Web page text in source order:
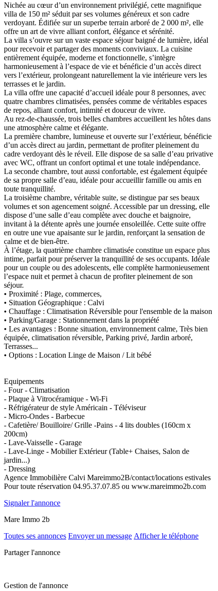
Nichée au cœur d’un environnement privilégié, cette magnifique
villa de 150 m² séduit par ses volumes généreux et son cadre
verdoyant. Édifiée sur un superbe terrain arboré de 2 000 m², elle
offre un art de vivre alliant confort, élégance et sérénité.
La villa s’ouvre sur un vaste espace séjour baigné de lumière, idéal
pour recevoir et partager des moments conviviaux. La cuisine
entièrement équipée, moderne et fonctionnelle, s’intègre
harmonieusement à l’espace de vie et bénéficie d’un accès direct
vers l’extérieur, prolongeant naturellement la vie intérieure vers les
terrasses et le jardin.
La villa offre une capacité d’accueil idéale pour 8 personnes, avec
quatre chambres climatisées, pensées comme de véritables espaces
de repos, alliant confort, intimité et douceur de vivre.
Au rez-de-chaussée, trois belles chambres accueillent les hôtes dans
une atmosphère calme et élégante.
La première chambre, lumineuse et ouverte sur l’extérieur, bénéficie
d’un accès direct au jardin, permettant de profiter pleinement du
cadre verdoyant dès le réveil. Elle dispose de sa salle d’eau privative
avec WC, offrant un confort optimal et une totale indépendance.
La seconde chambre, tout aussi confortable, est également équipée
de sa propre salle d’eau, idéale pour accueillir famille ou amis en
toute tranquillité.
La troisième chambre, véritable suite, se distingue par ses beaux
volumes et son agencement soigné. Accessible par un dressing, elle
dispose d’une salle d’eau complète avec douche et baignoire,
invitant à la détente après une journée ensoleillée. Cette suite offre
en outre une vue apaisante sur le jardin, renforçant la sensation de
calme et de bien-être.
À l’étage, la quatrième chambre climatisée constitue un espace plus
intime, parfait pour préserver la tranquillité de ses occupants. Idéale
pour un couple ou des adolescents, elle complète harmonieusement
l’espace nuit et permet à chacun de profiter pleinement de son
séjour.
• Proximité : Plage, commerces,
• Situation Géographique : Calvi
• Chauffage : Climatisation Réversible pour l'ensemble de la maison
• Parking/Garage : Stationnement dans la propriété
• Les avantages : Bonne situation, environnement calme, Très bien
équipée, climatisation réversible, Parking privé, Jardin arboré,
Terrasses...
• Options : Location Linge de Maison / Lit bébé
Equipements
- Four - Climatisation
- Plaque à Vitrocéramique - Wi-Fi
- Réfrigérateur de style Américain - Téléviseur
- Micro-Ondes - Barbecue
- Cafetière/ Bouilloire/ Grille -Pains - 4 lits doubles (160cm x
200cm)
- Lave-Vaisselle - Garage
- Lave-Linge - Mobilier Extérieur (Table+ Chaises, Salon de
jardin...)
- Dressing
Agence Immobilière Calvi Mareimmo2B/contact/locations estivales
Pour toute réservation 04.95.37.07.85 ou www.mareimmo2b.com
Signaler l'annonce
Mare Immo 2b
Toutes ses annonces Envoyer un message Afficher le téléphone
Partager l'annonce
Gestion de l'annonce